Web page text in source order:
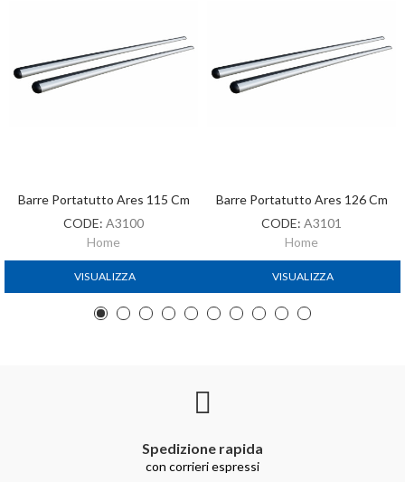
Barre Portatutto Ares 115 Cm
CODE: A3100
Home
VISUALIZZA
Barre Portatutto Ares 126 Cm
CODE: A3101
Home
VISUALIZZA
Spedizione rapida
con corrieri espressi